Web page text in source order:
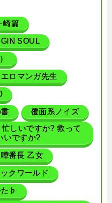
崎篇
SOUL
エロマンガ先生
覆面系ノイズ
しいですか? 救って
いですか?
番長 乙女
クワールド
た♭